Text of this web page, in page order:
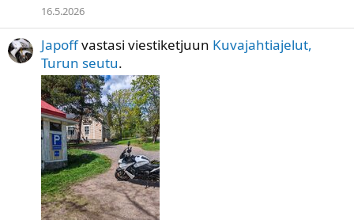
16.5.2026
Japoffvastasi viestiketjuun Kuvajahtiajelut,
Turun seutu.